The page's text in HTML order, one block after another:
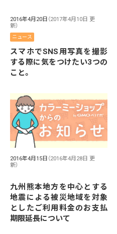
2016年4月20日 （2017年4月10日 更
新）
ニュース
スマホでSNS用写真を撮影
する際に気をつけたい3つの
こと。
2016年4月15日 （2016年4月28日 更
新）
九州熊本地方を中心とする
地震による被災地域を対象
としたご利用料金のお支払
期限延長について